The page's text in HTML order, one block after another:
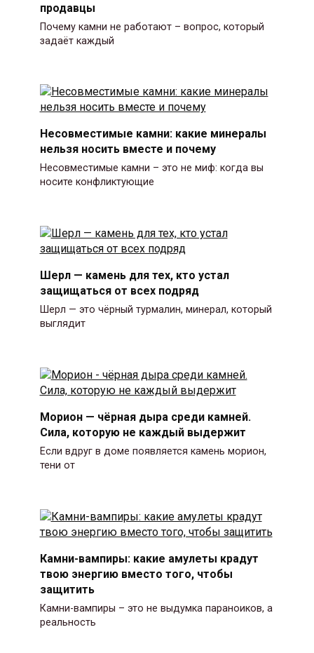
продавцы
Почему камни не работают – вопрос, который
задаёт каждый
Несовместимые камни: какие минералы
нельзя носить вместе и почему
Несовместимые камни – это не миф: когда вы
носите конфликтующие
Шерл — камень для тех, кто устал
защищаться от всех подряд
Шерл — это чёрный турмалин, минерал, который
выглядит
Морион — чёрная дыра среди камней.
Сила, которую не каждый выдержит
Если вдруг в доме появляется камень морион,
тени от
Камни-вампиры: какие амулеты крадут
твою энергию вместо того, чтобы
защитить
Камни-вампиры – это не выдумка параноиков, а
реальность